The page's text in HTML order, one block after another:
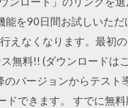
を90日間お試しいた
えなくなります。最初
無料!! (ダウンロード
バージョンからテス
できます。 すでに無